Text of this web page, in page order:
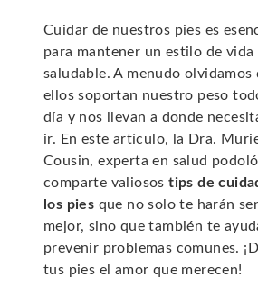
Cuidar de nuestros pies es
para mantener un estilo de vida
saludable. A menudo olvidamos
ellos soportan nuestro peso
día y nos llevan a donde
ir. En este artículo, la Dra.
Cousin, experta en salud
comparte valiosostips de
los pies que no solo te harán
mejor, sino que también te
prevenir problemas comunes.
tus pies el amor que merecen!